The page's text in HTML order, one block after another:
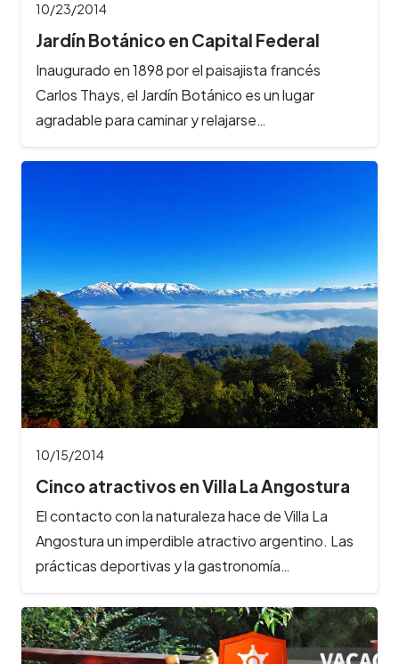
10/23/2014
Jardín Botánico en Capital Federal
Inaugurado en 1898 por el paisajista francés
Carlos Thays, el Jardín Botánico es un lugar
agradable para caminar y relajarse…
10/15/2014
Cinco atractivos en Villa La Angostura
El contacto con la naturaleza hace de Villa La
Angostura un imperdible atractivo argentino. Las
prácticas deportivas y la gastronomía…